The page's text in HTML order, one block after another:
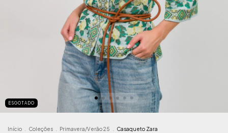
ESGOTADO
Início Coleções Primavera/Verão 25 Casaqueto Zara